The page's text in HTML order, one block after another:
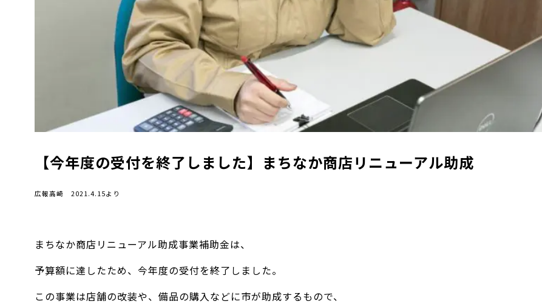
【今年度の受付を終了しました】まちなか商店リニューアル助成
広報高崎 2021.4.15より
まちなか商店リニューアル助成事業補助金は、
予算額に達したため、今年度の受付を終了しました。
この事業は店舗の改装や、備品の購入などに市が助成するもので、